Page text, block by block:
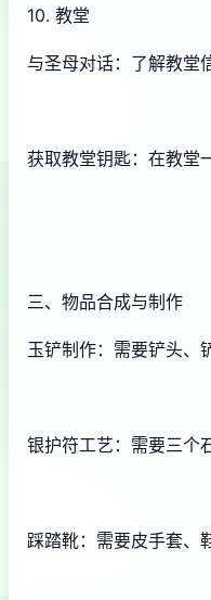
10. 教堂
与圣母对话：了解教堂
获取教堂钥匙：在教堂
三、物品合成与制作
玉铲制作：需要铲头、
银护符工艺：需要三个
踩踏靴：需要皮手套、